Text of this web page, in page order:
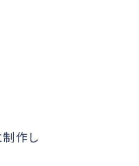
作し